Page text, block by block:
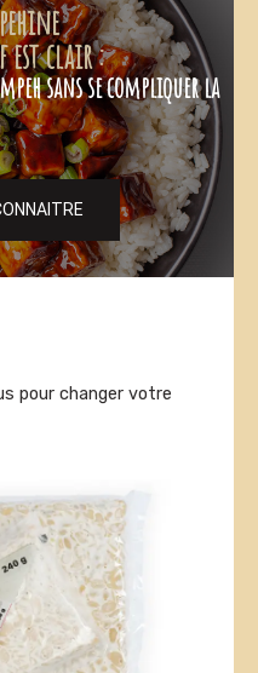
ehine
estclair:
mpehsanssecompliquerla
pour changer votre